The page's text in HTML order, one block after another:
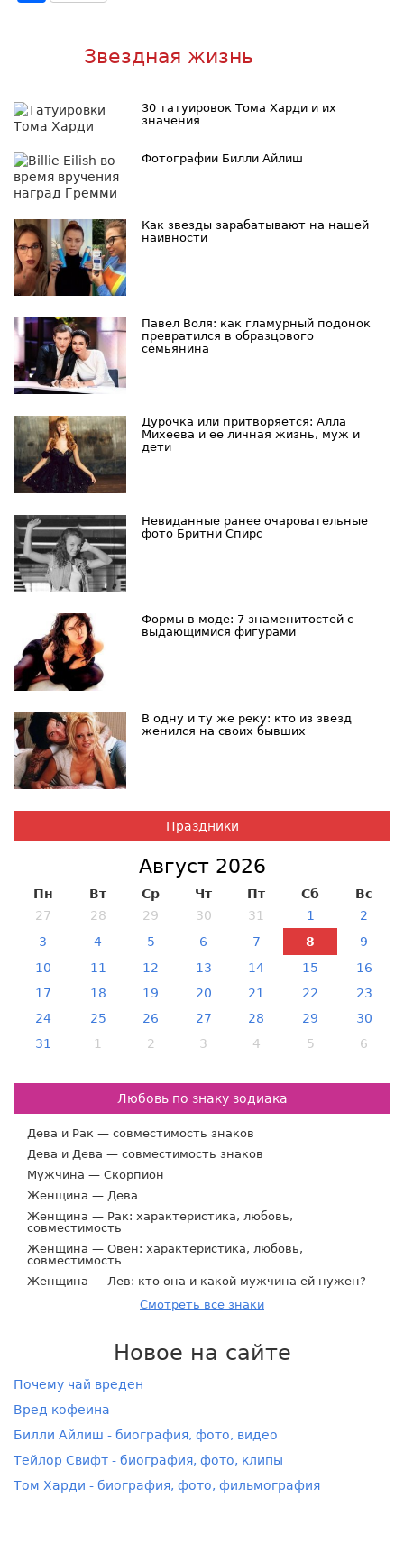
Звездная жизнь
30 татуировок Тома Харди и их
значения
Фотографии Билли Айлиш
Как звезды зарабатывают на нашей
наивности
Павел Воля: как гламурный подонок
превратился в образцового
семьянина
Дурочка или притворяется: Алла
Михеева и ее личная жизнь, муж и
дети
Невиданные ранее очаровательные
фото Бритни Спирс
Формы в моде: 7 знаменитостей с
выдающимися фигурами
В одну и ту же реку: кто из звезд
женился на своих бывших
Праздники
Август 2026
Пн Вт Ср Чт Пт Сб
Вс
27
28 29 30 31 1
2
3
4 5 6 7 8
9
10
11 12 13 14 15
16
17
18 19 20 21 22
23
24
25 26 27 28 29
30
31
1 2 3 4 5 6
Любовь по знаку зодиака
Дева и Рак — совместимость знаков
Дева и Дева — совместимость знаков
Мужчина — Скорпион
Женщина — Дева
Женщина — Рак: характеристика, любовь,
совместимость
Женщина — Овен: характеристика, любовь,
совместимость
Женщина — Лев: кто она и какой мужчина ей нужен?
Смотреть все знаки
Новое на сайте
Почему чай вреден
Вред кофеина
Билли Айлиш - биография, фото, видео
Тейлор Свифт - биография, фото, клипы
Том Харди - биография, фото, фильмография